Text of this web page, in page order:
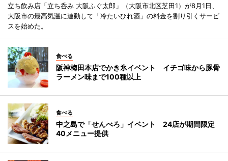
立ち飲み店「立ち呑み 大阪ふぐ太郎」（大阪市北区芝田1）が8月1日、
大阪市の最高気温に連動して「冷たいひれ酒」の料金を割り引くサービ
スを始めた。
食べる
阪神梅田本店でかき氷イベント イチゴ味から豚骨
ラーメン味まで100種以上
食べる
中之島で「せんべろ」イベント 24店が期間限定
40メニュー提供